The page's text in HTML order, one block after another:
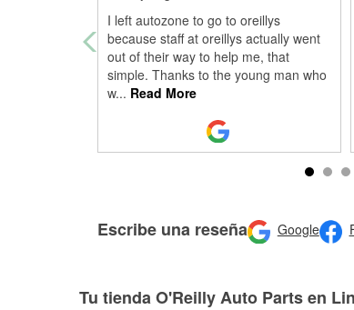
I left autozone to go to oreillys
because staff at oreillys actually went
out of their way to help me, that
simple. Thanks to the young man who
w... Read More
Escribe una reseña Google
Tu tienda O'Reilly Auto Parts en